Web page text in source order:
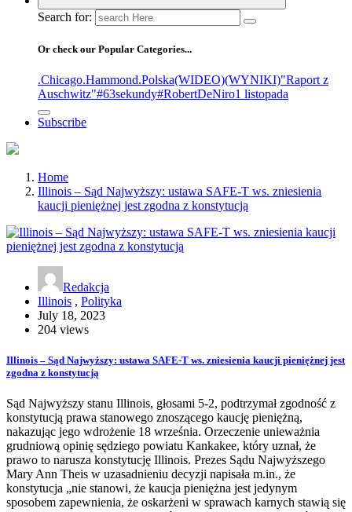
Search for:
Or check our Popular Categories...
.Chicago.Hammond.Polska(WIDEO)(WYNIKI)"Raport z
Auschwitz"#63sekundy#RobertDeNiro1 listopada
Subscribe
Home
Illinois – Sąd Najwyższy: ustawa SAFE-T ws. zniesienia
kaucji pieniężnej jest zgodna z konstytucją
Redakcja
Illinois , Polityka
July 18, 2023
204 views
Illinois – Sąd Najwyższy: ustawa SAFE-T ws. zniesienia kaucji pieniężnej jest
zgodna z konstytucją
Sąd Najwyższy stanu Illinois, głosami 5-2, podtrzymał zgodność z
konstytucją prawa stanowego znoszącego kaucję pieniężną,
nakazując jego wdrożenie 18 września. Orzeczenie unieważnia
grudniową opinię sędziego powiatu Kankakee, który uznał, że
prawo to narusza konstytucję Illinois. Prezes Sądu Najwyższego
Mary Ann Theis w uzasadnieniu decyzji napisała m.in., że
konstytucja „nie stanowi, że kaucja pieniężna jest jedynym
sposobem zapewnienia, że oskarżeni w sprawach karnych stawią się